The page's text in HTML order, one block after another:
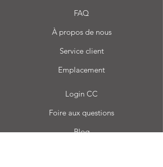
FAQ
À propos de nous
Service client
Emplacement
Login CC
Foire aux questions
Blog